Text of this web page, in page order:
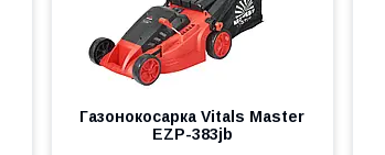
Газонокосарка Vitals Master
EZP-383jb